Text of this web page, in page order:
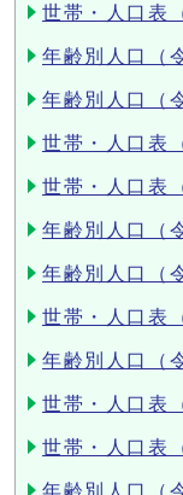
世帯・人口表
年齢別人口（
年齢別人口（
世帯・人口表
世帯・人口表
年齢別人口（
年齢別人口（
世帯・人口表
年齢別人口（
世帯・人口表
世帯・人口表
年齢別人口（